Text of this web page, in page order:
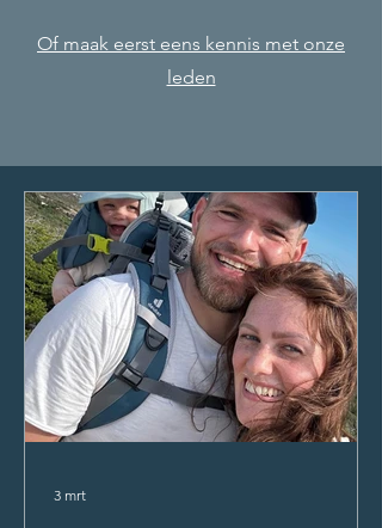
Of maak eerst eens kennis met onze
leden
3 mrt